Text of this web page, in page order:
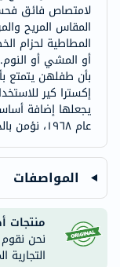
لامتصاص فائق
المقاس المريح
المطاطية لحزام
أو المشي أو
بأن طفلهن يتمتع
إكسترا كير
يجعلها إضافة
عام ١٩٦٨، نؤمن بالحفاظ على طفلكِ.
المواصفات
منتجات
نحن نقوم